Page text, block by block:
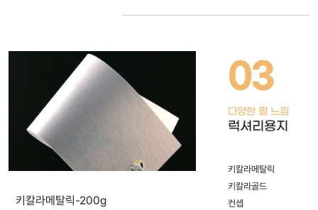
이
키칼라메탈릭-200g
03
다양한 펄 느낌
럭셔리용지
키칼라메탈릭
키칼라골드
컨셉